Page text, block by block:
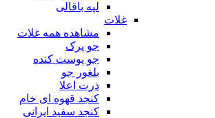
لپه باقالی
غلات
مشاهده همه غلات
جو پرک
جو پوست کنده
بلغور جو
ذرت اعلا
کنجد قهوه ای خام
کنجد سفید ایرانی